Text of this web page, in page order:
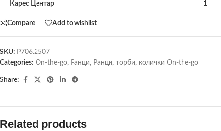
Карес Центар
1
Compare Add to wishlist
SKU: P706.2507
Categories: On-the-go, Ранци, Ранци, торби, колички On-the-go
Share:
Related products